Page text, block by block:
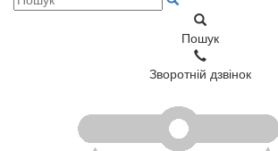
Пошук
Зворотній дзвінок